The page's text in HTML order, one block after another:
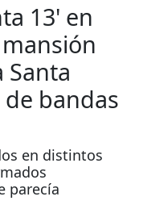
13' en
Santa
bandas
en distintos
parecía